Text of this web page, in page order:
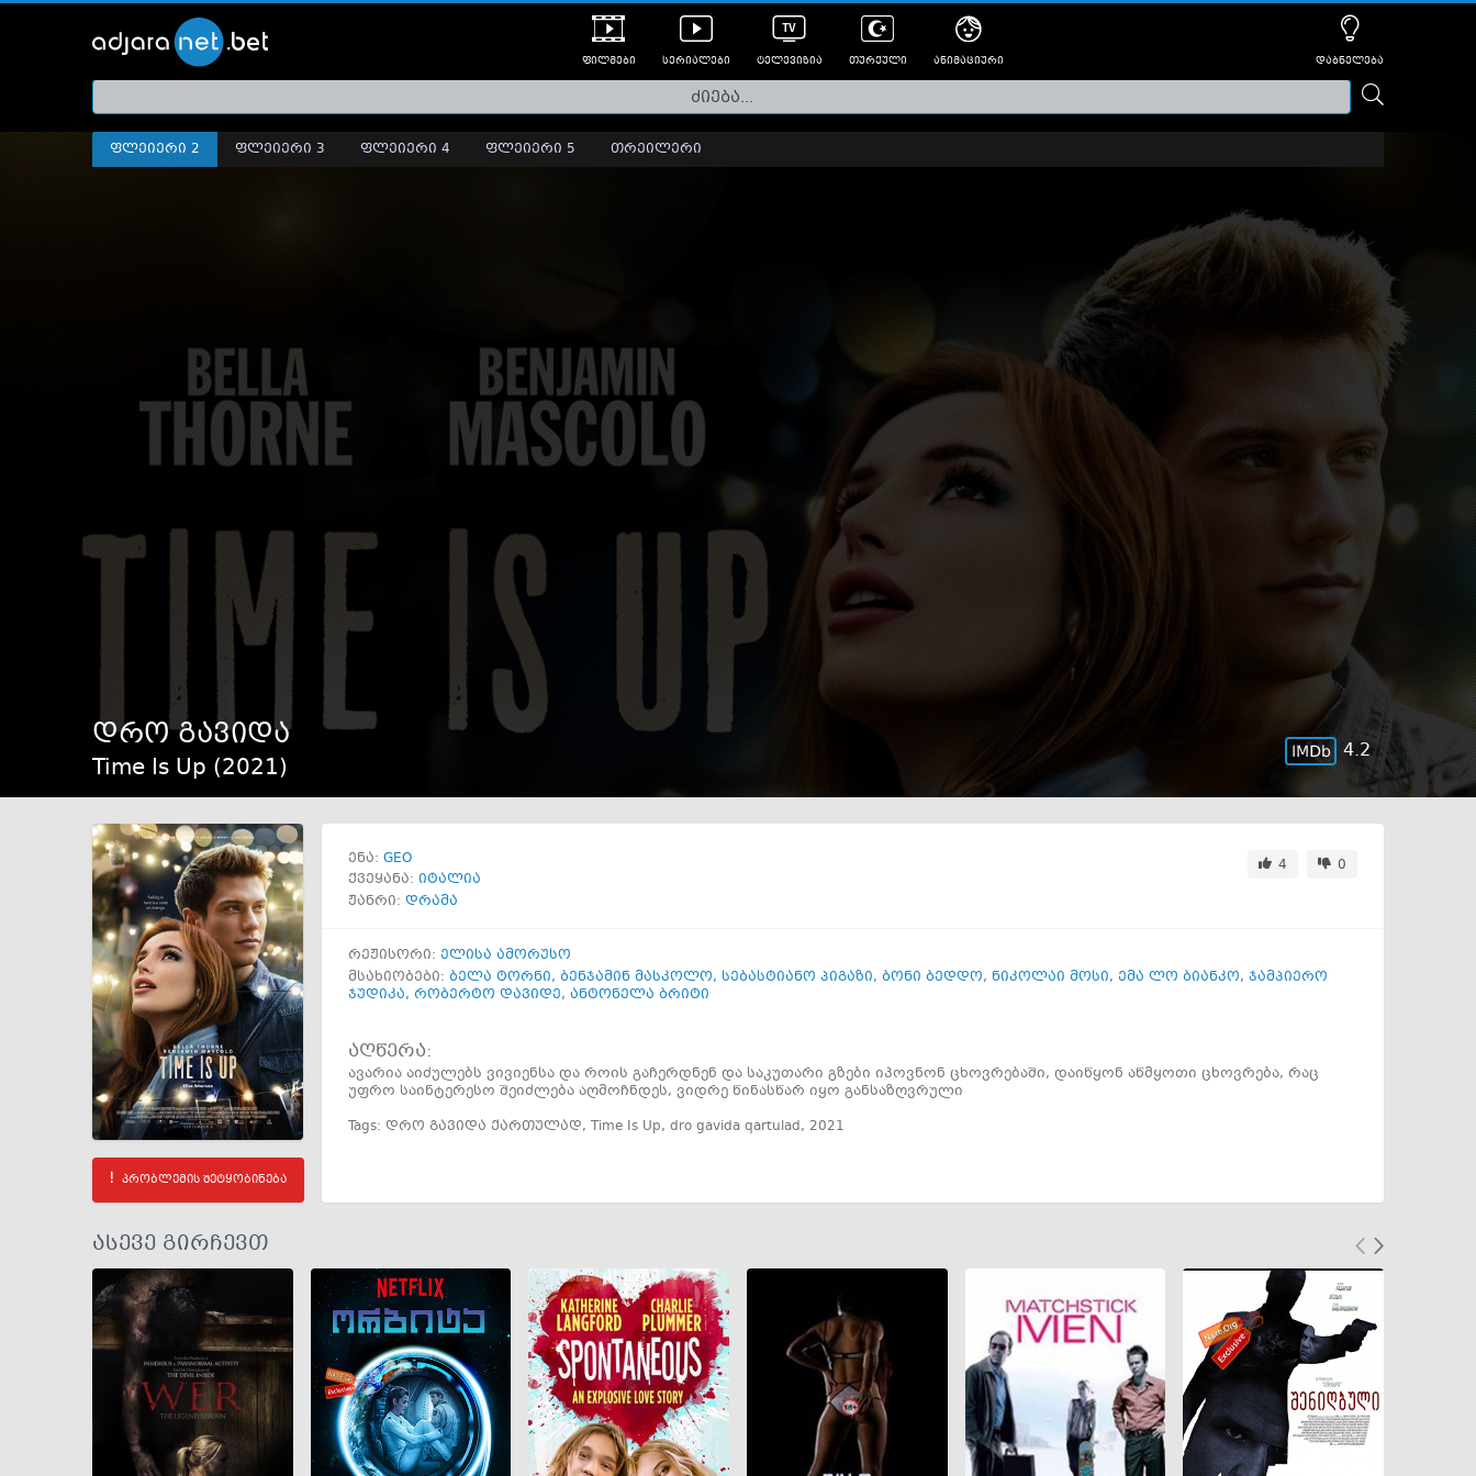
ფილმები
თრეილერები
სერიალები ტელევიზია თურქული ანიმაციური დაბნელება
ფლეიერი 2 ფლეიერი 3 ფლეიერი 4 ფლეიერი 5 თრეილერი
დრო გავიდა
Time Is Up (2021)
4.2
პრობლემის შეტყობინება
ენა: GEO
ქვეყანა: იტალია
4
0
ჟანრი: დრამა
რეჟისორი: ელისა ამორუსო
მსახიობები: ბელა ტორნი, ბენჯამინ მასკოლო, სებასტიანო პიგაზი, ბონი ბედდო, ნიკოლაი მოსი, ემა ლო ბიანკო, ჯამპიერო
ჯუდიკა, რობერტო დავიდე, ანტონელა ბრიტი
აღწერა:
ავარია აიძულებს ვივიენსა და როის გაჩერდნენ და საკუთარი გზები იპოვნონ ცხოვრებაში, დაიწყონ აწმყოთი ცხოვრება, რაც
უფრო საინტერესო შეიძლება აღმოჩნდეს, ვიდრე წინასწარ იყო განსაზღვრული
Tags: დრო გავიდა ქართულად, Time Is Up, dro gavida qartulad, 2021
ასევე გირჩევთ